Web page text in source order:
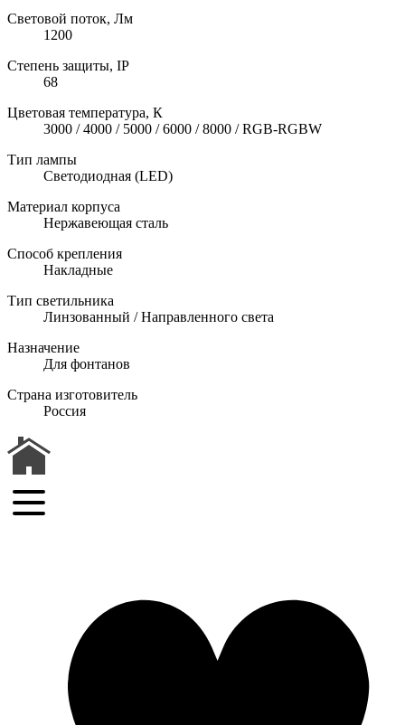
Световой поток, Лм
1200
Степень защиты, IP
68
Цветовая температура, К
3000 / 4000 / 5000 / 6000 / 8000 / RGB-RGBW
Тип лампы
Светодиодная (LED)
Материал корпуса
Нержавеющая сталь
Способ крепления
Накладные
Тип светильника
Линзованный / Направленного света
Назначение
Для фонтанов
Страна изготовитель
Россия